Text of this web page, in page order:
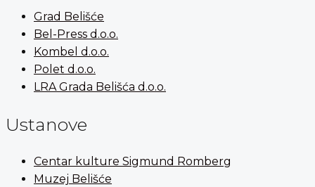
Grad Belišće
Bel-Press d.o.o.
Kombel d.o.o.
Polet d.o.o.
LRA Grada Belišća d.o.o.
Ustanove
Centar kulture Sigmund Romberg
Muzej Belišće